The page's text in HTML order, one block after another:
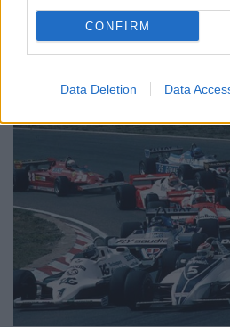
CONFIRM
Data Deletion Data
kilátogatott az Istrana